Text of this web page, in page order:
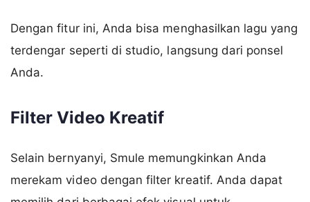
Dengan fitur ini, Anda bisa menghasilkan lagu yang
terdengar seperti di studio, langsung dari ponsel
Anda.
Filter Video Kreatif
Selain bernyanyi, Smule memungkinkan Anda
merekam video dengan filter kreatif. Anda dapat